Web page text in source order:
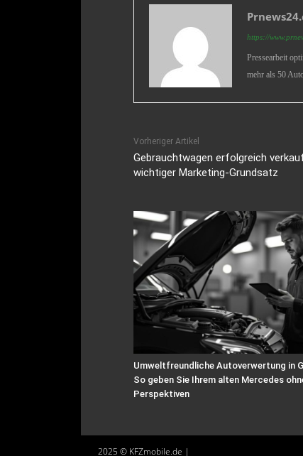
https://
Pressearbeit
mehr als 50
Vorheriger Artikel
Gebrauchtwagen erfolgreich
wichtiger Marketing-Grundsatz
Umweltfreundliche Autoverwertung in
So geben Sie Ihrem alten Mercedes
Perspektiven
2025 © KFZmobile.de |